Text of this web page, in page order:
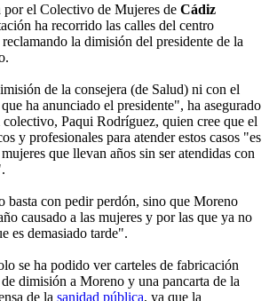
por el Colectivo de Mujeres de Cádiz
ha recorrido las calles del centro
la dimisión del presidente de la
de la consejera (de Salud) ni con el
ha anunciado el presidente", ha asegurado
Paqui Rodríguez, quien cree que el
y profesionales para atender estos casos "es
que llevan años sin ser atendidas con
basta con pedir perdón, sino que Moreno
causado a las mujeres y por las que ya no
es demasiado tarde".
se ha podido ver carteles de fabricación
dimisión a Moreno y una pancarta de la
de la sanidad pública, ya que la